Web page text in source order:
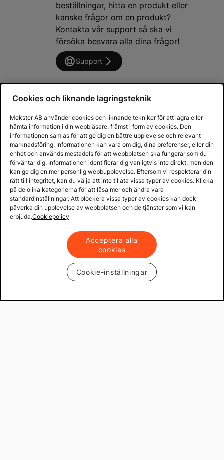
beställningar, hitta en produkt eller
kanske frågor om en produkt?
Kontakta vår support så ska vi
försöka besvara alla dina frågor!
Support
Prenumerera på vårt nyhetsbrev och var först
att få reda på nyheter och heta deals!
Email address
Prenumerera
Köpvillkor & info
Cookies och liknande lagringsteknik
Mekster AB använder cookies och liknande tekniker för att lagra eller
hämta information i din webbläsare, främst i form av cookies. Den
informationen samlas för att ge dig en bättre upplevelse och relevant
marknadsföring. Informationen kan vara om dig, dina preferenser, eller din
enhet och används mestadels för att webbplatsen ska fungerar som du
förväntar dig. Informationen identifierar dig vanligtvis inte direkt, men den
kan ge dig en mer personlig webbupplevelse. Eftersom vi respekterar din
rätt till integritet, kan du välja att inte tillåta vissa typer av cookies. Klicka
på de olika kategorierna för att läsa mer och ändra våra
standardinställningar. Att blockera vissa typer av cookies kan dock
påverka din upplevelse av webbplatsen och de tjänster som vi kan
erbjuda.Cookiepolicy
Acceptera alla
cookies
Cookie-inställningar